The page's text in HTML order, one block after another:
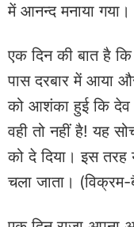
में आनन्द मनाया
एक दिन की बात है कि
पास दरबार में आया
को आशंका हुई कि देव
वही तो नहीं है! यह
को दे दिया। इस
चला जाता। (विक्रम-